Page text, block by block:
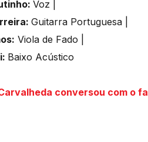
Voz |
Guitarra Portuguesa |
Viola de Fado |
Baixo Acústico
conversou com o